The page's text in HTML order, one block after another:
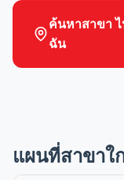
ค้นหาสาขา
ฉัน
แผนที่สาขาใ